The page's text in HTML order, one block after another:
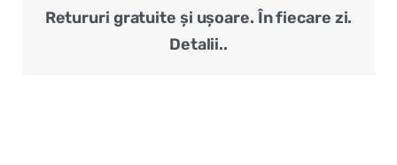
Retururi gratuite și ușoare. În fiecare zi.
Detalii..